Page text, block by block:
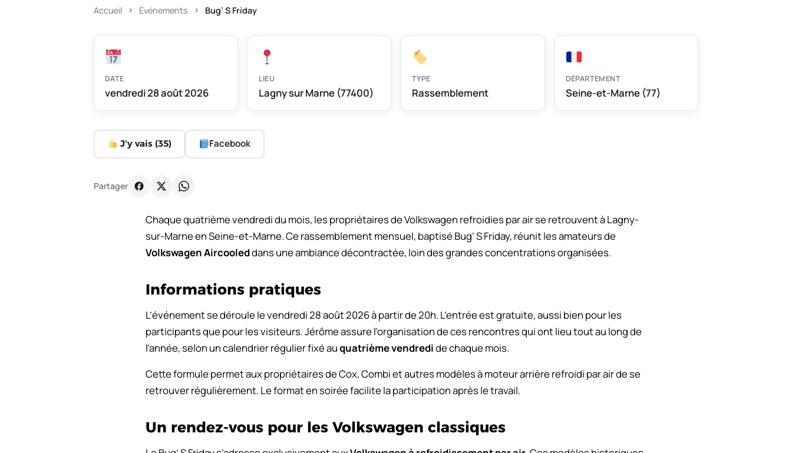
Accueil Événements Bug’ S Friday
DATE
vendredi 28 août 2026
LIEU
Lagny sur Marne (77400)
TYPE
Rassemblement
DÉPARTEMENT
Seine-et-Marne (77)
J'y vais (35) Facebook
Partager
Chaque quatrième vendredi du mois, les propriétaires de Volkswagen refroidies par air se retrouvent à Lagny-
sur-Marne en Seine-et-Marne. Ce rassemblement mensuel, baptisé Bug’ S Friday, réunit les amateurs de
Volkswagen Aircooleddans une ambiance décontractée, loin des grandes concentrations organisées.
Informations pratiques
L’événement se déroule le vendredi 28 août 2026 à partir de 20h. L’entrée est gratuite, aussi bien pour les
participants que pour les visiteurs. Jérôme assure l’organisation de ces rencontres qui ont lieu tout au long de
l’année, selon un calendrier régulier fixé auquatrième vendredide chaque mois.
Cette formule permet aux propriétaires de Cox, Combi et autres modèles à moteur arrière refroidi par air de se
retrouver régulièrement. Le format en soirée facilite la participation après le travail.
Un rendez-vous pour les Volkswagen classiques